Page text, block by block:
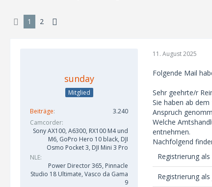
1 2
sunday
Mitglied
Beiträge
3.240
Camcorder
Sony AX100, A6300, RX100 M4 und
M6, GoPro Hero 10 black, DJI
Osmo Pocket 3, DJI Mini 3 Pro
NLE
Power Director 365, Pinnacle
Studio 18 Ultimate, Vasco da Gama
9
11. August 2025
Folgende Mail
Sehr geehrte/r
Sie haben ab dem
Anspruch
Welche
entnehmen.
Nachfolgend
Registrierung
Registrierung